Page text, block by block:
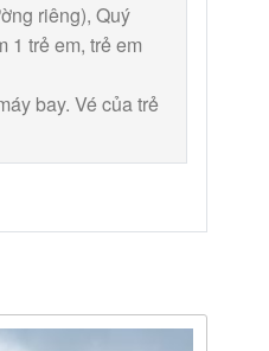
riêng), Quý
1 trẻ em, trẻ em
bay. Vé của trẻ